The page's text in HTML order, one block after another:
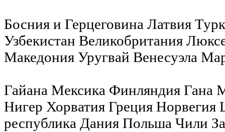
Босния и Герцеговина Латвия
Узбекистан Великобритания
Македония Уругвай Венесуэла
Гайана Мексика Финляндия Гана
Нигер Хорватия Греция
республика Дания Польша Чили